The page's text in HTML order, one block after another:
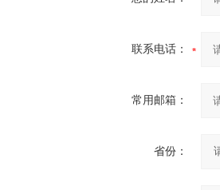
联系电话：
常用邮箱：
省份：